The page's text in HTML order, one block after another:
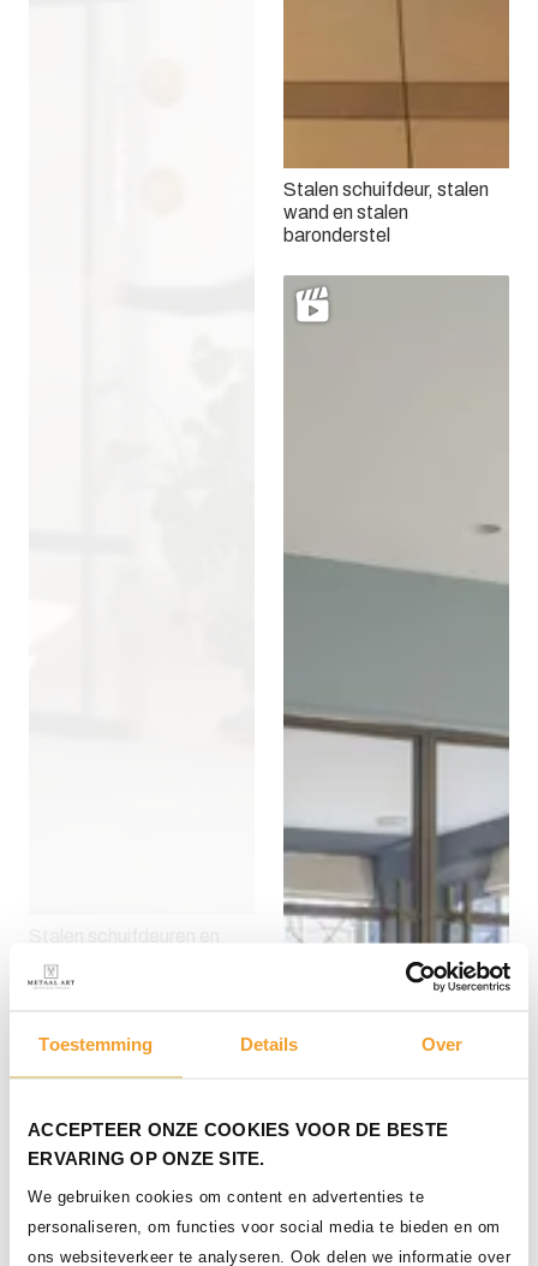
Toestemming Details Over
ACCEPTEER ONZE COOKIES VOOR DE BESTE
ERVARING OP ONZE SITE.
We gebruiken cookies om content en advertenties te
personaliseren, om functies voor social media te bieden en om
ons websiteverkeer te analyseren. Ook delen we informatie over
Stalen schuifdeur, stalen
wand en stalen
baronderstel